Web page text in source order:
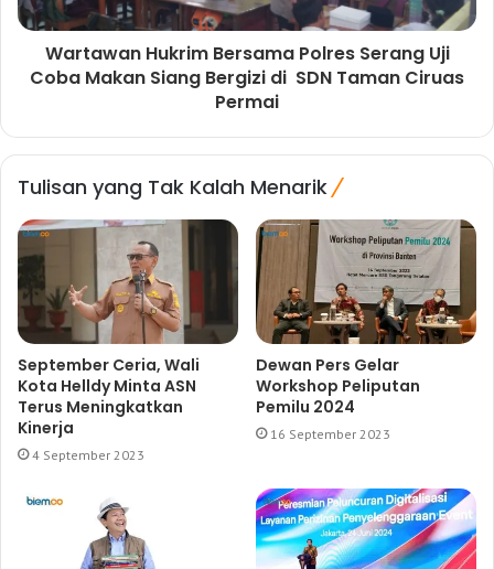
Wartawan Hukrim Bersama Polres Serang Uji
Coba Makan Siang Bergizi di SDN Taman Ciruas
Permai
Tulisan yang Tak Kalah Menarik
September Ceria, Wali
Kota Helldy Minta ASN
Terus Meningkatkan
Kinerja
4 September 2023
Dewan Pers Gelar
Workshop Peliputan
Pemilu 2024
16 September 2023